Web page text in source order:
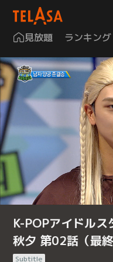
見放題 ランキング
K-POPアイドル
秋夕 第02話（最
Subtitle